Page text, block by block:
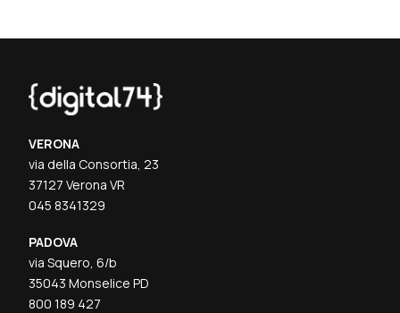
VERONA
via della Consortia, 23
37127 Verona VR
045 8341329
PADOVA
via Squero, 6/b
35043 Monselice PD
800 189 427